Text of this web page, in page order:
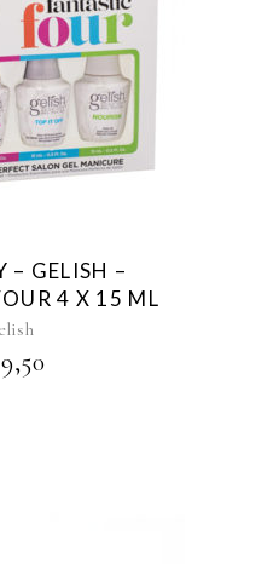
– GELISH –
4 X 15 ML